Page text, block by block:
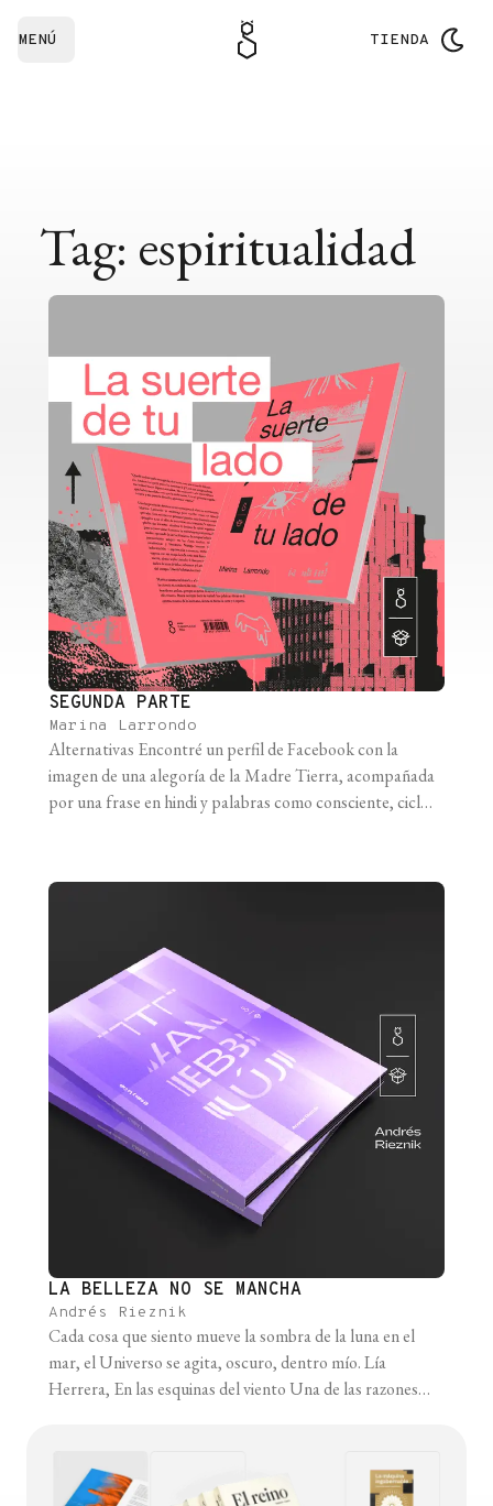
MENÚ TIENDA
Tag: espiritualidad
SEGUNDA PARTE
Marina Larrondo
Alternativas Encontré un perfil de Facebook con la
imagen de una alegoría de la Madre Tierra, acompañada
por una frase en hindi y palabras como consciente, ciclos
pocos días estaba sentada frente a Analía, la chica de [...]
LA BELLEZA NO SE MANCHA
Andrés Rieznik
Cada cosa que siento mueve la sombra de la luna en el
mar, el Universo se agita, oscuro, dentro mío. Lía
Herrera, En las esquinas del viento Una de las razones
ciencia le quita belleza [...]